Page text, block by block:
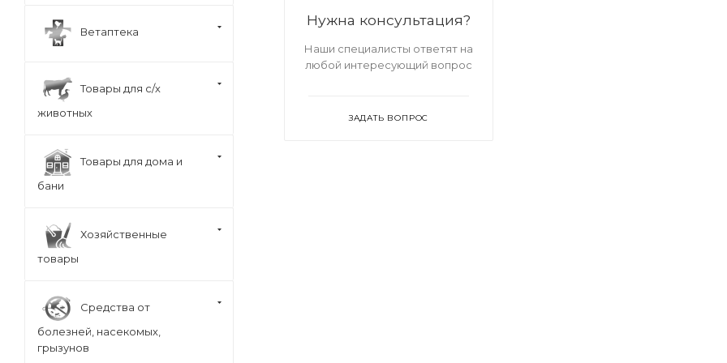
Нужна консультация?
Наши специалисты ответят на
любой интересующий вопрос
ЗАДАТЬ ВОПРОС
Ветаптека
Товары для с/х
животных
Товары для дома и
бани
Хозяйственные
товары
Средства от
болезней, насекомых,
грызунов